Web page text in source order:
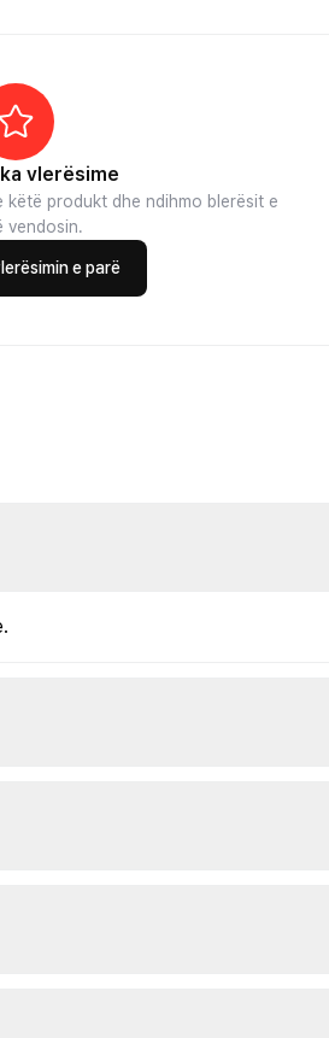
vlerësime
këtë produkt dhe ndihmo blerësit e
vendosin.
e parë